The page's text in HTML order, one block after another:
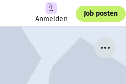
Anmelden
Job posten